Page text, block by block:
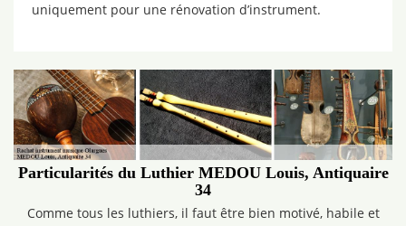
uniquement pour une rénovation d’instrument.
Particularités du Luthier MEDOU Louis, Antiquaire
34
Comme tous les luthiers, il faut être bien motivé, habile et